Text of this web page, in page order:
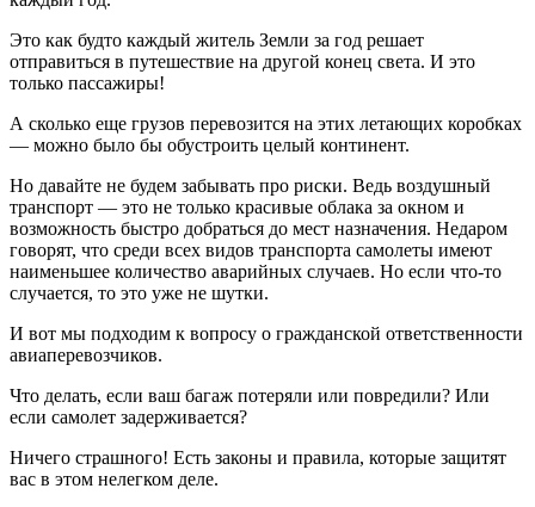
Это как будто каждый житель Земли за год решает
отправиться в путешествие на другой конец света. И это
только пассажиры!
А сколько еще грузов перевозится на этих летающих коробках
— можно было бы обустроить целый континент.
Но давайте не будем забывать про риски. Ведь воздушный
транспорт — это не только красивые облака за окном и
возможность быстро добраться до мест назначения. Недаром
говорят, что среди всех видов транспорта самолеты имеют
наименьшее количество аварийных случаев. Но если что-то
случается, то это уже не шутки.
И вот мы подходим к вопросу о гражданской ответственности
авиаперевозчиков.
Что делать, если ваш багаж потеряли или повредили? Или
если самолет задерживается?
Ничего страшного! Есть законы и правила, которые защитят
вас в этом нелегком деле.